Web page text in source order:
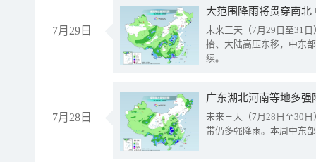
7月29日
大范围降雨将贯穿南
未来三天（7月29日至31
抬、大陆高压东移，中东
续。
7月28日
广东湖北河南等地多
未来三天（7月28日至30
带仍多强降雨。本周中东